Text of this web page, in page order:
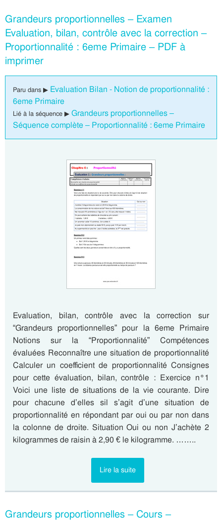
Grandeurs proportionnelles – Examen
Evaluation, bilan, contrôle avec la correction –
Proportionnalité : 6eme Primaire – PDF à
imprimer
Paru dans ▶ Evaluation Bilan - Notion de proportionnalité :
6eme Primaire
Lié à la séquence ▶ Grandeurs proportionnelles –
Séquence complète – Proportionnalité : 6eme Primaire
Evaluation, bilan, contrôle avec la correction sur
“Grandeurs proportionnelles” pour la 6eme Primaire
Notions sur la “Proportionnalité” Compétences
évaluées Reconnaître une situation de proportionnalité
Calculer un coefficient de proportionnalité Consignes
pour cette évaluation, bilan, contrôle : Exercice n°1
Voici une liste de situations de la vie courante. Dire
pour chacune d’elles sil s’agit d’une situation de
proportionnalité en répondant par oui ou par non dans
la colonne de droite. Situation Oui ou non J’achète 2
kilogrammes de raisin à 2,90 € le kilogramme. ……..
Lire la suite
Grandeurs proportionnelles – Cours –